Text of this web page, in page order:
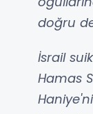
doğru
İsrail
Hamas